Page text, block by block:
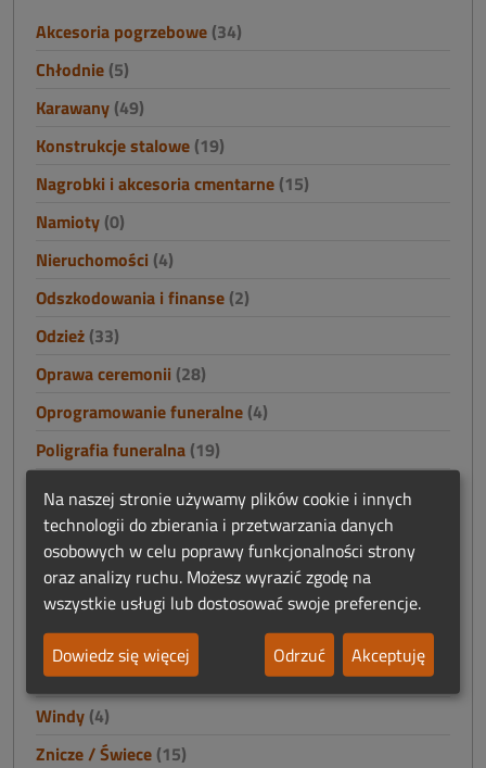
Akcesoria pogrzebowe (34)
Chłodnie (5)
Karawany (49)
Konstrukcje stalowe (19)
Nagrobki i akcesoria cmentarne (15)
Namioty (0)
Nieruchomości (4)
Odszkodowania i finanse (2)
Odzież (33)
Oprawa ceremonii (28)
Oprogramowanie funeralne (4)
Poligrafia funeralna (19)
Praca
Prosektoria - wyposażenie(30)
Reklama(12)
Szkolenia(7)
Trumny / Urny(60)
Usługi(3)
Windy (4)
Znicze / Świece (15)
Na naszej stronie używamy plików cookie i innych
technologii do zbierania i przetwarzania danych
osobowych w celu poprawy funkcjonalności strony
oraz analizy ruchu. Możesz wyrazić zgodę na
wszystkie usługi lub dostosować swoje preferencje.
Dowiedz się więcej
Odrzuć Akceptuję